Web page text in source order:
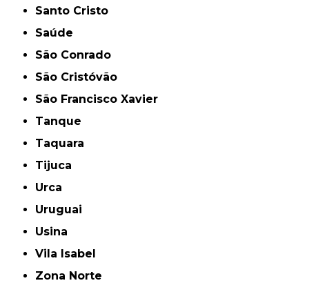
Santo Cristo
Saúde
São Conrado
São Cristóvão
São Francisco Xavier
Tanque
Taquara
Tijuca
Urca
Uruguai
Usina
Vila Isabel
Zona Norte